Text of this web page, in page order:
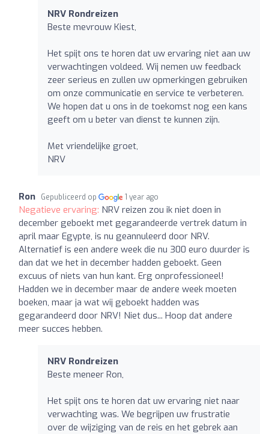
NRV Rondreizen
Beste mevrouw Kiest,
Het spijt ons te horen dat uw ervaring niet aan uw
verwachtingen voldeed. Wij nemen uw feedback
zeer serieus en zullen uw opmerkingen gebruiken
om onze communicatie en service te verbeteren.
We hopen dat u ons in de toekomst nog een kans
geeft om u beter van dienst te kunnen zijn.
Met vriendelijke groet,
NRV
Ron Gepubliceerd op 1 year ago
Negatieve ervaring: NRV reizen zou ik niet doen in
december geboekt met gegarandeerde vertrek datum in
april maar Egypte, is nu geannuleerd door NRV.
Alternatief is een andere week die nu 300 euro duurder is
dan dat we het in december hadden geboekt. Geen
excuus of niets van hun kant. Erg onprofessioneel!
Hadden we in december maar de andere week moeten
boeken, maar ja wat wij geboekt hadden was
gegarandeerd door NRV! Niet dus... Hoop dat andere
meer succes hebben.
NRV Rondreizen
Beste meneer Ron,
Het spijt ons te horen dat uw ervaring niet naar
verwachting was. We begrijpen uw frustratie
over de wijziging van de reis en het gebrek aan